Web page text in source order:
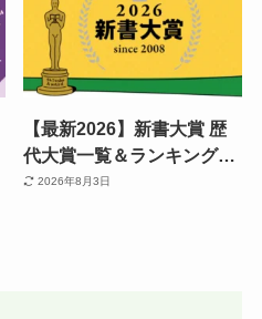
15%還元》
【最新2026】新書大賞 歴
代大賞一覧＆ランキング発
表結果《まとめ》 | 名著の
2026年8月3日